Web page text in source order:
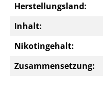
Herstellungsland:
Inhalt:
Nikotingehalt:
Zusammensetzung: